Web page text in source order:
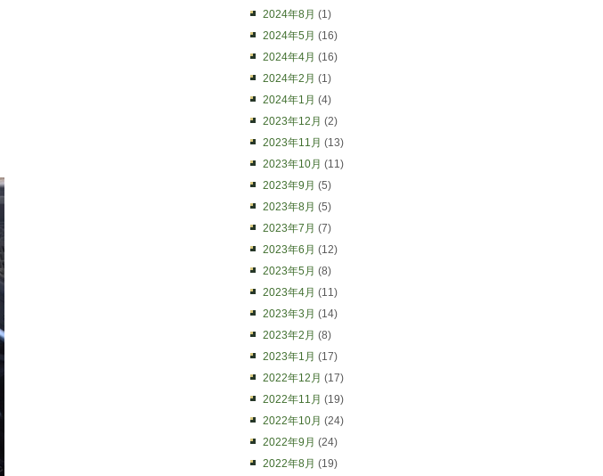
2024年8月 (1)
2024年5月 (16)
2024年4月 (16)
2024年2月 (1)
2024年1月 (4)
2023年12月 (2)
2023年11月 (13)
2023年10月 (11)
2023年9月 (5)
2023年8月 (5)
2023年7月 (7)
2023年6月 (12)
2023年5月 (8)
2023年4月 (11)
2023年3月 (14)
2023年2月 (8)
2023年1月 (17)
2022年12月 (17)
2022年11月 (19)
2022年10月 (24)
2022年9月 (24)
2022年8月 (19)